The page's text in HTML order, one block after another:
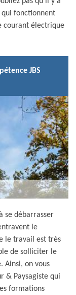
fonctionnent
courant électrique
JBS
se débarrasser
le
le travail est très
de solliciter le
Ainsi, on vous
& Paysagiste qui
formations